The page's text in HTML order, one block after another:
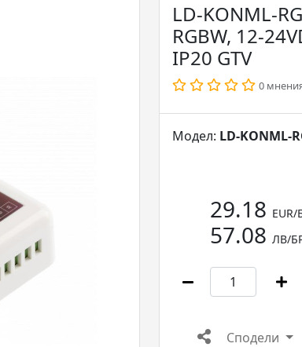
LD-KONML-
RGBW, 12-
IP20 GTV
0
Модел: LD-KONML-
29.18
57.08 ЛВ/
Сподели